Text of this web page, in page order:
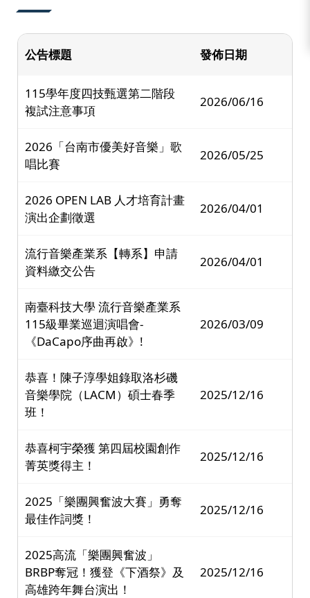
公告標題 發佈日期
115學年度四技甄選第二階段
複試注意事項
2026/06/16
2026「台南市優美好音樂」歌
唱比賽
2026/05/25
2026 OPEN LAB 人才培育計畫
演出企劃徵選
2026/04/01
流行音樂產業系【轉系】申請
資料繳交公告
2026/04/01
南臺科技大學 流行音樂產業系
115級畢業巡迴演唱會-
《DaCapo序曲再啟》!
2026/03/09
恭喜！陳子淳學姐錄取洛杉磯
音樂學院（LACM）碩士春季
班！
2025/12/16
恭喜柯宇榮獲 第四屆校園創作
菁英獎得主！
2025/12/16
2025「樂團興奮波大賽」勇奪
最佳作詞獎！
2025/12/16
2025高流「樂團興奮波」
BRBP奪冠！獲登《下酒祭》及
高雄跨年舞台演出！
2025/12/16